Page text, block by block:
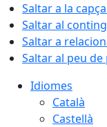
Saltar a la
Saltar al
Saltar a
Saltar al peu de
Idiomes
Català
Castellà